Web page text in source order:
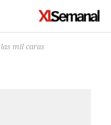
mil caras